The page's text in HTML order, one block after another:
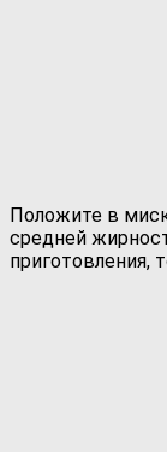
Положите в
средней
приготовления,